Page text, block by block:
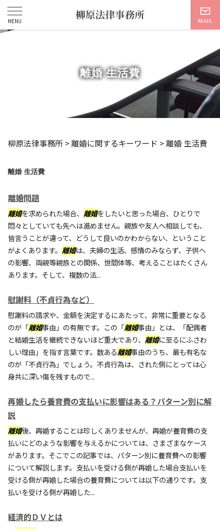
離婚 生活費
柳原法律事務所 >離婚に関するキーワード >離婚 生活費
離婚 生活費
離婚問題
離婚を求められた場合、 離婚をしたいと思った場合、ひとりで
悶々としていても先へは進めません。親族や友人へ相談しても、
皆言うことが違って、どうして良いのかわからない、ということ
がよくあります。 離婚は、夫婦の生活、感情のみならず、子供へ
の影響、両親等親族との関係、世間体等、考えることはたくさん
あります。そして、複数の法...
慰謝料（不貞行為など）
慰謝料の請求や、金額を決定するにあたって、非常に重要となる
のが「離婚事由」の有無です。この「離婚事由」とは、「配偶者
と結婚生活を継続できないほど重大であり、 離婚に至るにふさわ
しい理由」を指す言葉です。数ある離婚事由のうち、最も有名な
のが「不貞行為」でしょう。不貞行為は、された側にとっては心
身共に深い傷を残すもので...
再婚したら養育費の支払いに影響はある？パターン別に解
説
離婚後、再婚することは珍しくありませんが、再婚が養育費の支
払いにどのような影響を与えるかについては、さまざまなケース
があります。そこでこの記事では、パターン別に養育費への影響
について解説します。支払いを受ける側が再婚した場合支払いを
受ける側が再婚した場合の養育費については以下の通りです。支
払いを受ける側が再婚した...
経済的ＤＶとは